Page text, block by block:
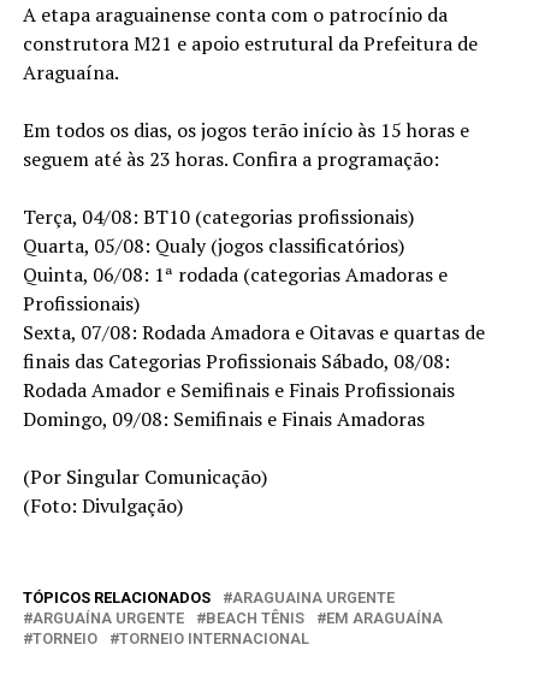
A etapa araguainense conta com o patrocínio da
construtora M21 e apoio estrutural da Prefeitura de
Araguaína.
Em todos os dias, os jogos terão início às 15 horas e
seguem até às 23 horas. Confira a programação:
Terça, 04/08: BT10 (categorias profissionais)
Quarta, 05/08: Qualy (jogos classificatórios)
Quinta, 06/08: 1ª rodada (categorias Amadoras e
Profissionais)
Sexta, 07/08: Rodada Amadora e Oitavas e quartas de
finais das Categorias Profissionais Sábado, 08/08:
Rodada Amador e Semifinais e Finais Profissionais
Domingo, 09/08: Semifinais e Finais Amadoras
(Por Singular Comunicação)
(Foto: Divulgação)
TÓPICOS RELACIONADOS
ARAGUAINA URGENTE
ARGUAÍNA URGENTE
BEACH TÊNIS
EM ARAGUAÍNA
TORNEIO
TORNEIO INTERNACIONAL